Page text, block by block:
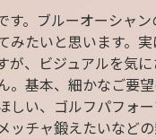
す。ブルーオーシャ
みたいと思います。
、ビジュアルを気に
。基本、細かなご要
しい、ゴルフパフォ
ッチャ鍛えたいなど